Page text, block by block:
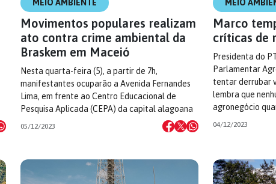
MEIO AMBIENTE
Movimentos populares realizam
ato contra crime ambiental da
Braskem em Maceió
Nesta quarta-feira (5), a partir de 7h,
manifestantes ocuparão a Avenida Fernandes
Lima, em frente ao Centro Educacional de
Pesquisa Aplicada (CEPA) da capital alagoana
05/12/2023
MEIO
Marco
críticas de
Presidenta do
Parlamentar
tentar derrubar
lembra que
agronegócio
04/12/2023